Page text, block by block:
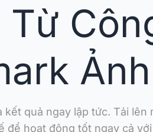
Ảnh
quả ngay lập tức. Tải
hoạt động tốt ngay cả